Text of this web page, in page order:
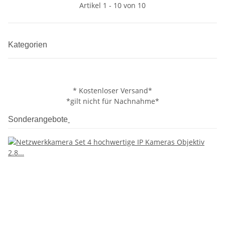
Artikel 1 - 10 von 10
Kategorien
* Kostenloser Versand*
*gilt nicht für Nachnahme*
Sonderangebote